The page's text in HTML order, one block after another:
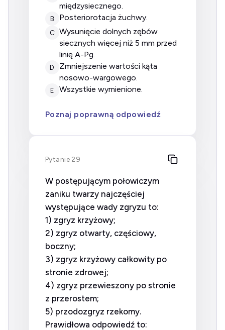
międzysiecznego.
B posteriorotacja żuchwy.
C wysunięcie dolnych zębów
siecznych więcej niż 5 mm przed
linię A-Pg.
D
zmniejszenie wartości kąta
nosowo-wargowego.
E wszystkie wymienione.
Poznaj poprawną odpowiedź
Pytanie 29
W postępującym połowiczym
zaniku twarzy najczęściej
występujące wady zgryzu to:
1) zgryz krzyżowy;
2) zgryz otwarty, częściowy,
boczny;
3) zgryz krzyżowy całkowity po
stronie zdrowej;
4) zgryz przewieszony po stronie
z przerostem;
5) przodozgryz rzekomy.
Prawidłowa odpowiedź to: